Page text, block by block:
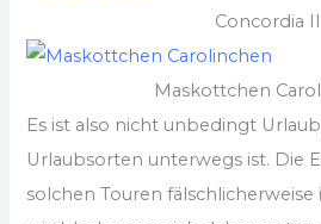
Concordia II
Maskottchen
Es ist also nicht unbedingt
Urlaubsorten unterwegs ist. Die
solchen Touren